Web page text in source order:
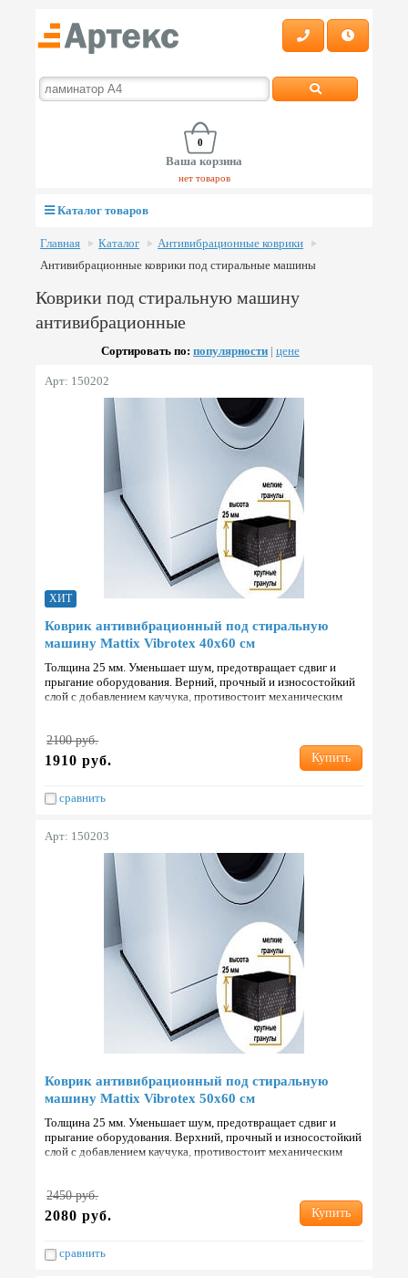
0
Ваша корзина
нет товаров
Каталог товаров
Главная Каталог
Антивибрационные коврики
Антивибрационные коврики под стиральные машины
Коврики под стиральную машину
антивибрационные
Сортировать по: популярности | цене
Арт: 150202
ХИТ
Коврик антивибрационный под стиральную
машину Mattix Vibrotex 40х60 см
Толщина 25 мм. Уменьшает шум, предотвращает сдвиг и
прыгание оборудования. Верний, прочный и износостойкий
слой с добавлением каучука, противостоит механическим
2100 руб.
1910 руб. Купить
сравнить
Арт: 150203
Коврик антивибрационный под стиральную
машину Mattix Vibrotex 50х60 см
Толщина 25 мм. Уменьшает шум, предотвращает сдвиг и
прыгание оборудования. Верхний, прочный и износостойкий
слой с добавлением каучука, противостоит механическим
2450 руб.
2080 руб. Купить
сравнить